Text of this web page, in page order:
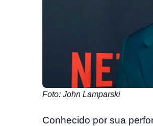
Foto: John Lamparski
Conhecido por sua